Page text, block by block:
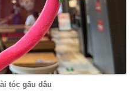
tóc gấu dâu